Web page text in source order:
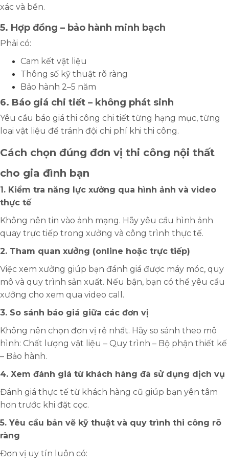
xác và bền.
5. Hợp đồng – bảo hành minh bạch
Phải có:
Cam kết vật liệu
Thông số kỹ thuật rõ ràng
Bảo hành 2–5 năm
6. Báo giá chi tiết – không phát sinh
Yêu cầu báo giá thi công chi tiết từng hạng mục, từng
loại vật liệu để tránh đội chi phí khi thi công.
Cách chọn đúng đơn vị thi công nội thất
cho gia đình bạn
1. Kiểm tra năng lực xưởng qua hình ảnh và video
thực tế
Không nên tin vào ảnh mạng. Hãy yêu cầu hình ảnh
quay trực tiếp trong xưởng và công trình thực tế.
2. Tham quan xưởng (online hoặc trực tiếp)
Việc xem xưởng giúp bạn đánh giá được máy móc, quy
mô và quy trình sản xuất. Nếu bận, bạn có thể yêu cầu
xưởng cho xem qua video call.
3. So sánh báo giá giữa các đơn vị
Không nên chọn đơn vị rẻ nhất. Hãy so sánh theo mô
hình: Chất lượng vật liệu – Quy trình – Bộ phận thiết kế
– Bảo hành.
4. Xem đánh giá từ khách hàng đã sử dụng dịch vụ
Đánh giá thực tế từ khách hàng cũ giúp bạn yên tâm
hơn trước khi đặt cọc.
5. Yêu cầu bản vẽ kỹ thuật và quy trình thi công rõ
ràng
Đơn vị uy tín luôn có: